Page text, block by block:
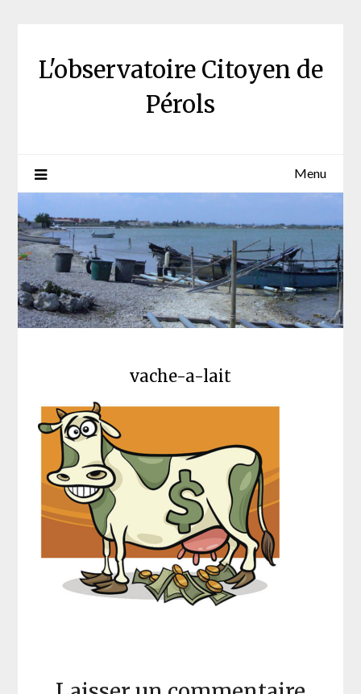
L'observatoire Citoyen de
Pérols
Menu
vache-a-lait